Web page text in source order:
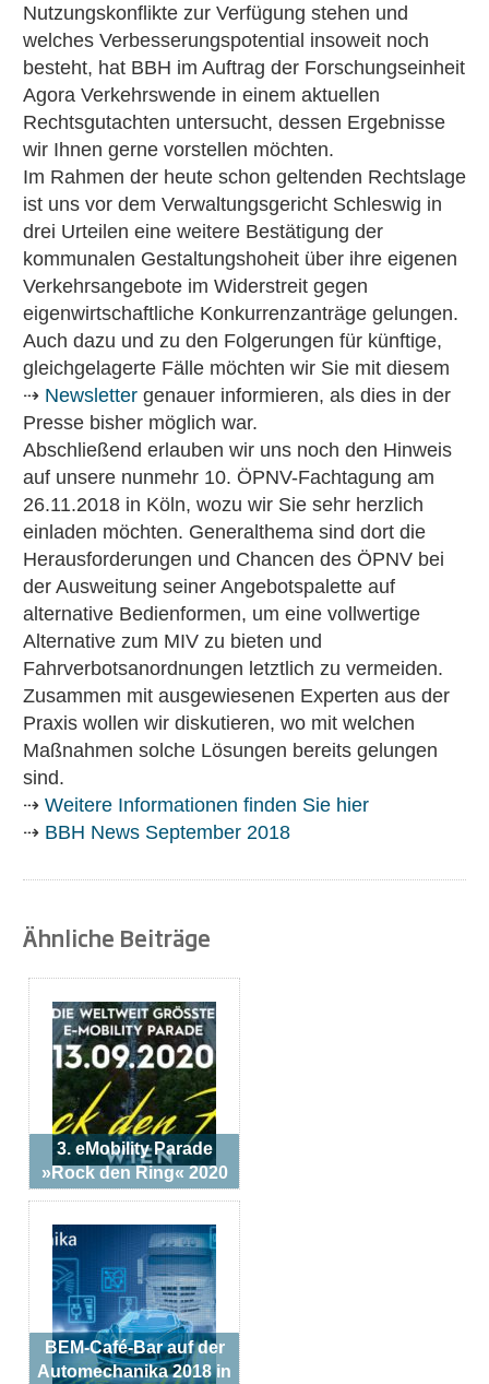
Nutzungskonflikte zur Verfügung stehen und
welches Verbesserungspotential insoweit noch
besteht, hat BBH im Auftrag der Forschungseinheit
Agora Verkehrswende in einem aktuellen
Rechtsgutachten untersucht, dessen Ergebnisse
wir Ihnen gerne vorstellen möchten.
Im Rahmen der heute schon geltenden Rechtslage
ist uns vor dem Verwaltungsgericht Schleswig in
drei Urteilen eine weitere Bestätigung der
kommunalen Gestaltungshoheit über ihre eigenen
Verkehrsangebote im Widerstreit gegen
eigenwirtschaftliche Konkurrenzanträge gelungen.
Auch dazu und zu den Folgerungen für künftige,
gleichgelagerte Fälle möchten wir Sie mit diesem
⇢ Newsletter genauer informieren, als dies in der
Presse bisher möglich war.
Abschließend erlauben wir uns noch den Hinweis
auf unsere nunmehr 10. ÖPNV-Fachtagung am
26.11.2018 in Köln, wozu wir Sie sehr herzlich
einladen möchten. Generalthema sind dort die
Herausforderungen und Chancen des ÖPNV bei
der Ausweitung seiner Angebotspalette auf
alternative Bedienformen, um eine vollwertige
Alternative zum MIV zu bieten und
Fahrverbotsanordnungen letztlich zu vermeiden.
Zusammen mit ausgewiesenen Experten aus der
Praxis wollen wir diskutieren, wo mit welchen
Maßnahmen solche Lösungen bereits gelungen
sind.
⇢ Weitere Informationen finden Sie hier
⇢ BBH News September 2018
Ähnliche Beiträge
3. eMobility Parade
»Rock den Ring« 2020
BEM-Café-Bar auf der
Automechanika 2018 in